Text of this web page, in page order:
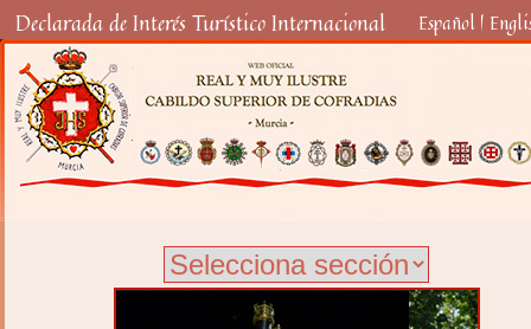
Declarada de Interés Turístico Internacional Español |